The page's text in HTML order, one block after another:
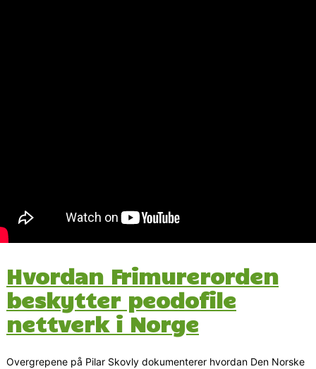
Hvordan Frimurerorden
beskytter peodofile
nettverk i Norge
Overgrepene på Pilar Skovly dokumenterer hvordan Den Norske